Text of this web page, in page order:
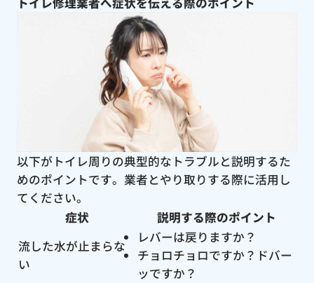
以下がトイレ周りの典型的なトラブルと説明するた
めのポイントです。業者とやり取りする際に活用し
てください。
症状
説明する際のポイント
流した水が止まらな
い
レバーは戻りますか？
チョロチョロですか？ドバー
ッですか？